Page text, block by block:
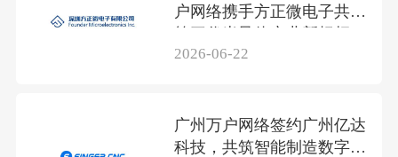
户网络携手方正微电子共筑
2026-06-22
广州万户网络签约广州亿达
科技，共筑智能制造数字化